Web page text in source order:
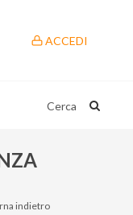
ACCEDI
Cerca
indietro